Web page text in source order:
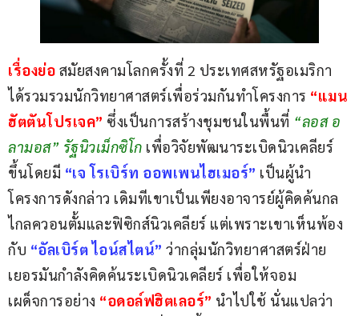
เรื่องย่อ สมัยสงคามโลกครั้งที่ 2 ประเทศสหรัฐอเมริกา
ได้รวมรวมนักวิทยาศาสตร์เพื่อร่วมกันทำโครงการ “แมน
ฮัตตันโปรเจค” ซึ่งเป็นการสร้างชุมชนในพื้นที่ “ลอส อ
ลามอส” รัฐนิวเม็กซิโก เพื่อวิจัยพัฒนาระเบิดนิวเคลียร์
ขึ้นโดยมี “เจ โรเบิร์ท ออพเพนไฮเมอร์” เป็นผู้นำ
โครงการดังกล่าว เดิมทีเขาเป็นเพียงอาจารย์ผู้คิดค้นกล
ไกลควอนตั้มและฟิซิกส์นิวเคลียร์ แต่เพราะเขาเห็นพ้อง
กับ “อัลเบิร์ต ไอน์สไตน์” ว่ากลุ่มนักวิทยาศาสตร์ฝ่าย
เยอรมันกำลังคิดค้นระเบิดนิวเคลียร์ เพื่อให้จอม
เผด็จการอย่าง “อดอล์ฟฮิตเลอร์” นำไปใช้ นั่นแปลว่า